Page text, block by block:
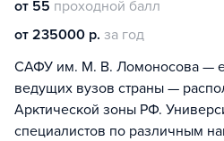
от 55 проходной балл
от 235000 р. за год
САФУ им. М. В. Ломоносова —
ведущих вузов страны —
Арктической зоны РФ.
специалистов по различным